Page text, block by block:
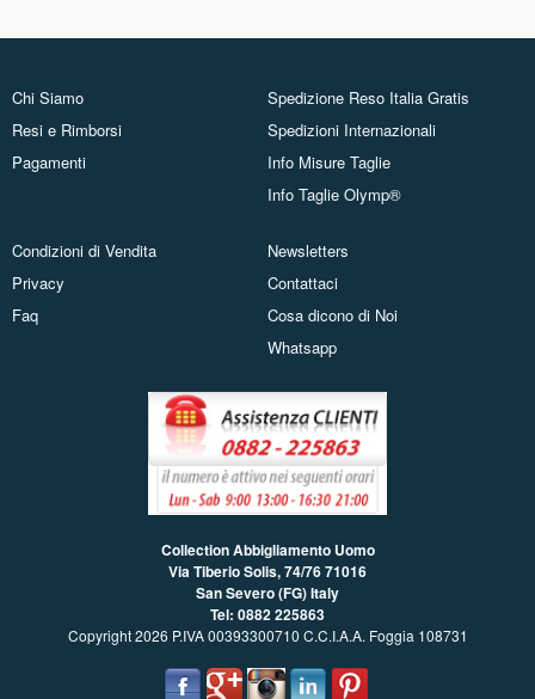
Chi Siamo
Resi e Rimborsi
Pagamenti
Spedizione Reso Italia Gratis
Spedizioni Internazionali
Info Misure Taglie
Info Taglie Olymp®
Condizioni di Vendita
Privacy
Faq
Newsletters
Contattaci
Cosa dicono di Noi
Whatsapp
Collection Abbigliamento Uomo
Via Tiberio Solis, 74/7671016
San Severo (FG) Italy
Tel: 0882 225863
Copyright 2026 P.IVA 00393300710 C.C.I.A.A. Foggia 108731